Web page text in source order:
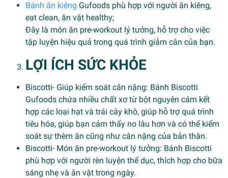
Bánh ăn kiêng Gufoods phù hợp với người ăn kiêng,
eat clean, ăn vặt healthy;
Đây là món ăn pre-workout lý tưởng, hỗ trợ cho việc
tập luyện hiệu quả trong quá trình giảm cân của bạn.
LỢI ÍCH SỨC KHỎE
Biscotti- Giúp kiểm soát cân nặng: Bánh Biscotti
Gufoods chứa nhiều chất xơ từ bột nguyên cám kết
hợp các loại hạt và trái cây khô, giúp hỗ trợ quá trình
tiêu hóa, giúp bạn cảm thấy no lâu hơn và có thể kiểm
soát sự thèm ăn cũng như cân nặng của bản thân.
Biscotti- Món ăn pre-workout lý tưởng: Bánh Biscotti
phù hợp với người rèn luyện thể dục, thích hợp cho bữa
sáng nhẹ và ăn vặt trong ngày.